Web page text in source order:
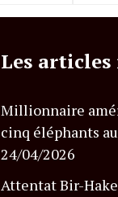
Les articles
Millionnaire
cinq éléphants
24/04/2026
Attentat Bir-